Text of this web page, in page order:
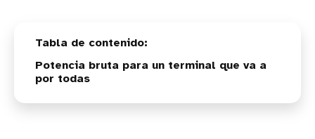
Potencia bruta para un terminal que va a
por todas